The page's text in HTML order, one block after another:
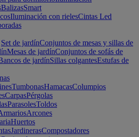
BalizasSmart
Iluminación con rielesCintas Led
Set de jardínConjuntos de mesas y sillas de
Mesas de jardínConjuntos de sofás de
de jardínSillas colgantesEstufas de
TumbonasHamacasColumpios
CarpasPérgolas
ParasolesToldos
Arcones
Huertos
JardinerasCompostadores